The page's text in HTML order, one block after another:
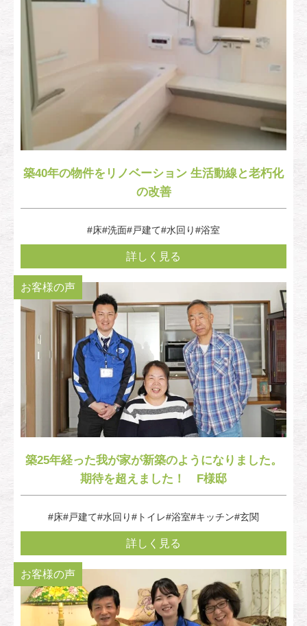
築40年の物件をリノベーション 生活動線と老朽化
の改善
#床#洗面#戸建て#水回り#浴室
詳しく見る
お客様の声
築25年経った我が家が新築のようになりました。
期待を超えました！ F様邸
#床#戸建て#水回り#トイレ#浴室#キッチン#玄関
詳しく見る
お客様の声